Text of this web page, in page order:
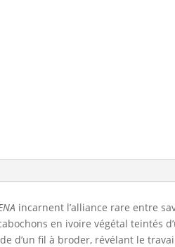
incarnent l’alliance rare entre
en ivoire végétal teintés
d’un fil à broder, révélant le